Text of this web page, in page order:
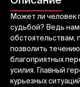
Может ли человек
судьбой? Ведь
обстоятельствам,
позволить
благоприятных
усилия. Главный
курьезных